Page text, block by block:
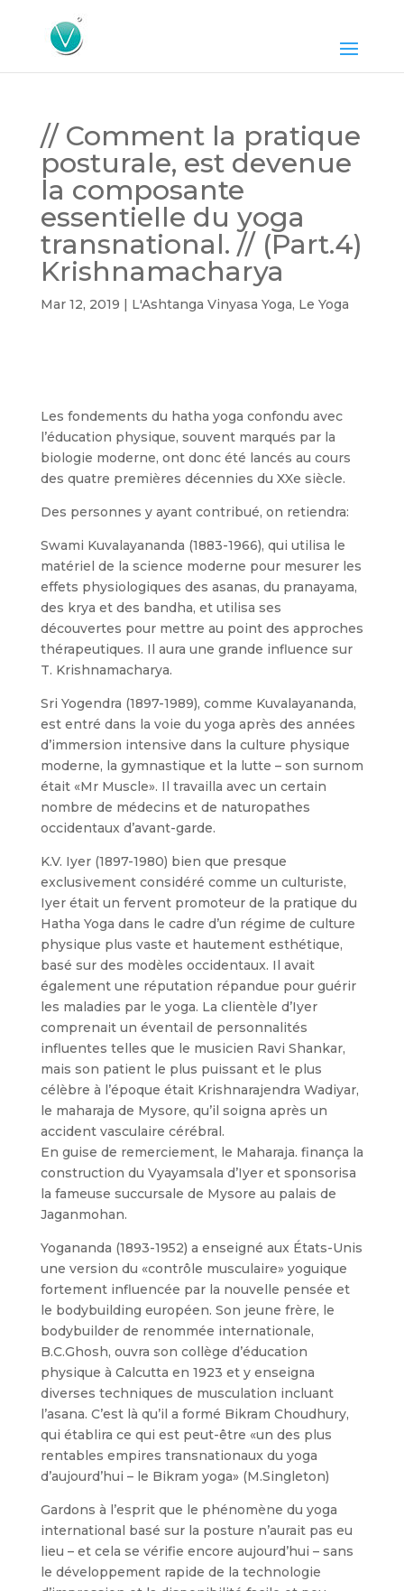
// Comment la pratique
posturale, est devenue
la composante
essentielle du yoga
transnational. // (Part.4)
Krishnamacharya
Mar 12, 2019 | L'Ashtanga Vinyasa Yoga, Le Yoga
Les fondements du hatha yoga confondu avec
l’éducation physique, souvent marqués par la
biologie moderne, ont donc été lancés au cours
des quatre premières décennies du XXe siècle.
Des personnes y ayant contribué, on retiendra:
Swami Kuvalayananda (1883-1966), qui utilisa le
matériel de la science moderne pour mesurer les
effets physiologiques des asanas, du pranayama,
des krya et des bandha, et utilisa ses
découvertes pour mettre au point des approches
thérapeutiques. Il aura une grande influence sur
T. Krishnamacharya.
Sri Yogendra (1897-1989), comme Kuvalayananda,
est entré dans la voie du yoga après des années
d’immersion intensive dans la culture physique
moderne, la gymnastique et la lutte – son surnom
était «Mr Muscle». Il travailla avec un certain
nombre de médecins et de naturopathes
occidentaux d’avant-garde.
K.V. Iyer (1897-1980) bien que presque
exclusivement considéré comme un culturiste,
Iyer était un fervent promoteur de la pratique du
Hatha Yoga dans le cadre d’un régime de culture
physique plus vaste et hautement esthétique,
basé sur des modèles occidentaux. Il avait
également une réputation répandue pour guérir
les maladies par le yoga. La clientèle d’Iyer
comprenait un éventail de personnalités
influentes telles que le musicien Ravi Shankar,
mais son patient le plus puissant et le plus
célèbre à l’époque était Krishnarajendra Wadiyar,
le maharaja de Mysore, qu’il soigna après un
accident vasculaire cérébral.
En guise de remerciement, le Maharaja. finança la
construction du Vyayamsala d’Iyer et sponsorisa
la fameuse succursale de Mysore au palais de
Jaganmohan.
Yogananda (1893-1952) a enseigné aux États-Unis
une version du «contrôle musculaire» yoguique
fortement influencée par la nouvelle pensée et
le bodybuilding européen. Son jeune frère, le
bodybuilder de renommée internationale,
B.C.Ghosh, ouvra son collège d’éducation
physique à Calcutta en 1923 et y enseigna
diverses techniques de musculation incluant
l’asana. C’est là qu’il a formé Bikram Choudhury,
qui établira ce qui est peut-être «un des plus
rentables empires transnationaux du yoga
d’aujourd’hui – le Bikram yoga» (M.Singleton)
Gardons à l’esprit que le phénomène du yoga
international basé sur la posture n’aurait pas eu
lieu – et cela se vérifie encore aujourd’hui – sans
le développement rapide de la technologie